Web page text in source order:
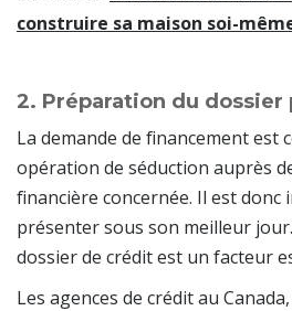
construire sa maison soi-
2. Préparation du dossier
La demande de financement est
opération de séduction auprès
financière concernée. Il est donc
présenter sous son meilleur
dossier de crédit est un facteur
Les agences de crédit au